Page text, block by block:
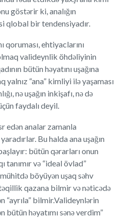
göstərir ki, analığın
qlobal bir tendensiyadır.
qoruması, ehtiyaclarını
valideynlik öhdəliyinin
bütün həyatını uşağına
yalnız “ana” kimliyi ilə yaşaması
nə uşağın inkişafı, nə də
faydalı deyil.
edən analar zamanla
Bu halda ana uşağın
bütün qərarları onun
tanımır və “ideal övlad”
böyüyən uşaq səhv
qazana bilmir və nəticədə
bilmir.Valideynlərin
bütün həyatımı sənə verdim”